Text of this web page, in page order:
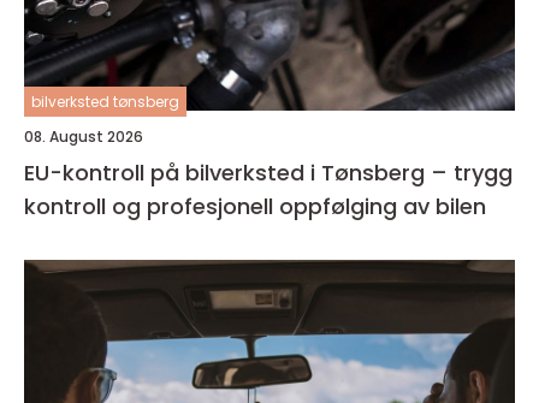
bilverksted tønsberg
08. August 2026
EU-kontroll på bilverksted i Tønsberg – trygg
kontroll og profesjonell oppfølging av bilen